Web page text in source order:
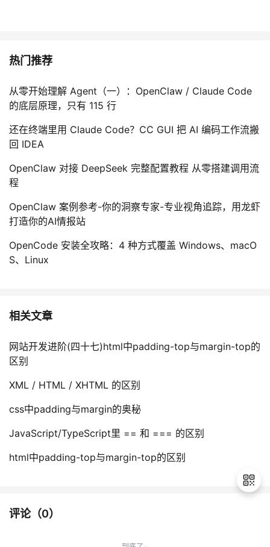
热门推荐
从零开始理解 Agent（一）：OpenClaw / Claude Code
的底层原理，只有 115 行
还在终端里用 Claude Code？CC GUI 把 AI 编码工作流搬
回 IDEA
OpenClaw 对接 DeepSeek 完整配置教程 从零搭建调用流
程
OpenClaw 案例参考-你的洞察专家-专业视角追踪，用龙虾
打造你的AI情报站
OpenCode 安装全攻略：4 种方式覆盖 Windows、macO
S、Linux
相关文章
网站开发进阶(四十七)html中padding-top与margin-top的
区别
XML / HTML / XHTML 的区别
css中padding与margin的奥秘
JavaScript/TypeScript里 == 和 === 的区别
html中padding-top与margin-top的区别
评论（0）